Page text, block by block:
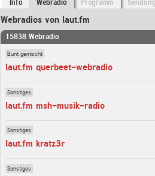
Info Webradio Programm
Webradios von laut.fm
15838 Webradio
Bunt gemischt
laut.fm querbeet-webradio
Sonstiges
laut.fm msh-musik-radio
Sonstiges
laut.fm kratz3r
Sonstiges